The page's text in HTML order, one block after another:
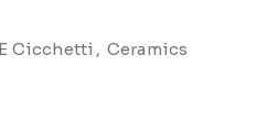
Cicchetti , Ceramics